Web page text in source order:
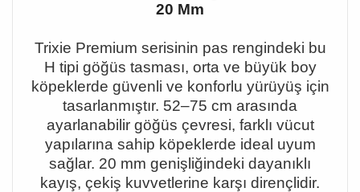
20 Mm
Trixie Premium serisinin pas rengindeki bu
H tipi göğüs tasması, orta ve büyük boy
köpeklerde güvenli ve konforlu yürüyüş için
tasarlanmıştır. 52–75 cm arasında
ayarlanabilir göğüs çevresi, farklı vücut
yapılarına sahip köpeklerde ideal uyum
sağlar. 20 mm genişliğindeki dayanıklı
kayış, çekiş kuvvetlerine karşı dirençlidir.